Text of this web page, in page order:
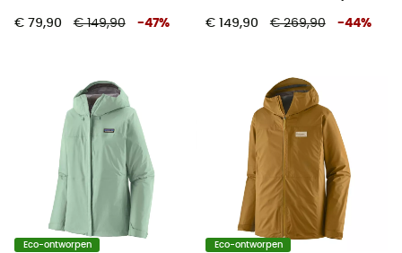
€ 79,90 € 149,90 -47% € 149,90 € 269,90 -44%
Eco-ontworpen Eco-ontworpen